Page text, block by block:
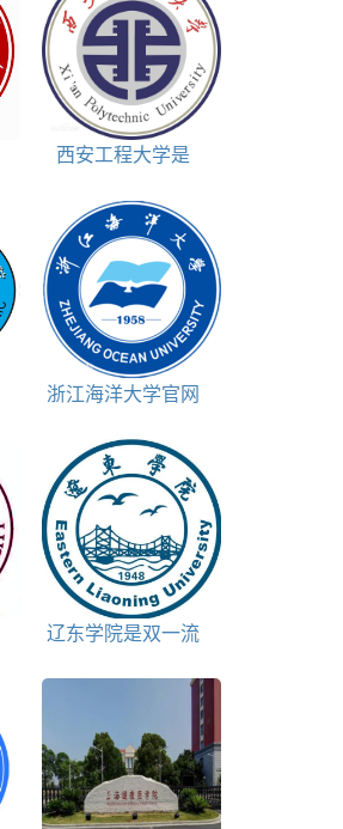
西安工程大学是
浙江海洋大学官网
辽东学院是双一流